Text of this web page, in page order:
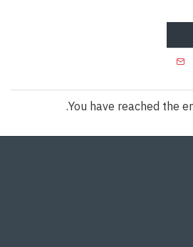
You have reached the